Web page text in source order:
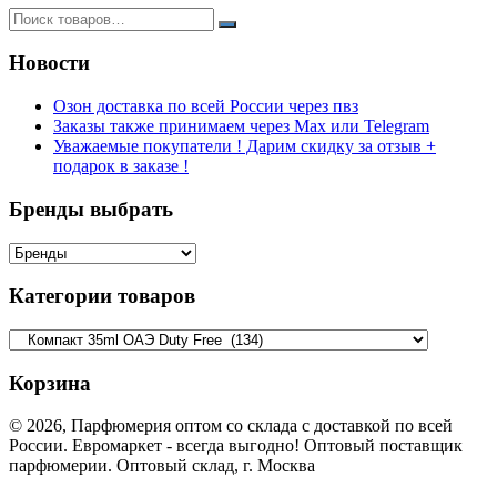
Новости
Озон доставка по всей России через пвз
Заказы также принимаем через Max или Telegram
Уважаемые покупатели ! Дарим скидку за отзыв +
подарок в заказе !
Бренды выбрать
Категории товаров
Корзина
© 2026, Парфюмерия оптом со склада с доставкой по всей
России. Евромаркет - всегда выгодно! Оптовый поставщик
парфюмерии. Оптовый склад, г. Москва